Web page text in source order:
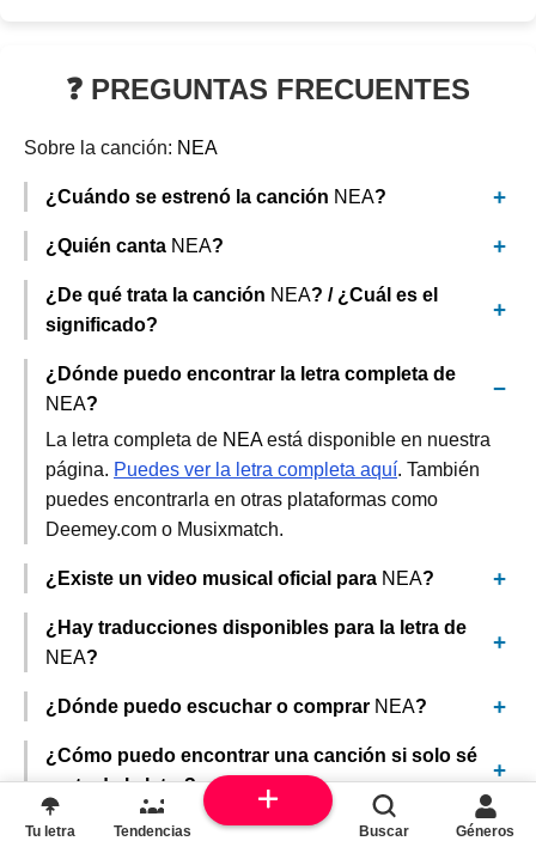
❓ PREGUNTAS FRECUENTES
Sobre la canción: NEA
¿Cuándo se estrenó la canción NEA?
¿Quién canta NEA?
¿De qué trata la canción NEA? / ¿Cuál es el
significado?
¿Dónde puedo encontrar la letra completa de
NEA?
La letra completa de NEAestá disponible en nuestra
página. Puedes ver la letra completa aquí. También
puedes encontrarla en otras plataformas como
Deemey.com o Musixmatch.
¿Existe un video musical oficial para NEA?
¿Hay traducciones disponibles para la letra de
NEA?
¿Dónde puedo escuchar o comprar NEA?
¿Cómo puedo encontrar una canción si solo sé
parte de la letra?
Tu letra Tendencias Buscar Géneros